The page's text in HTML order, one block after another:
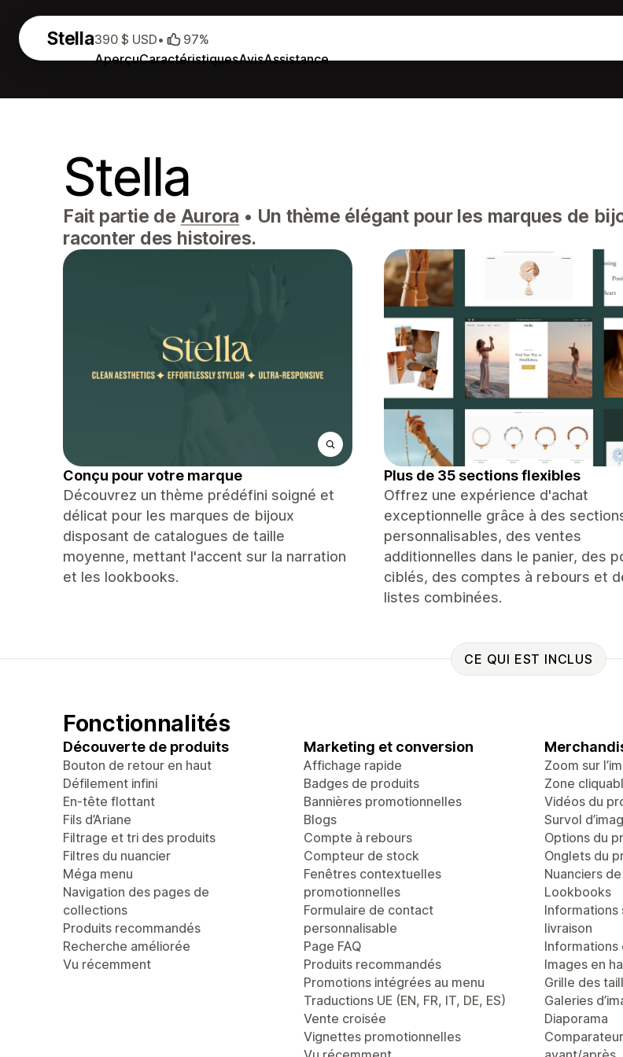
Stella
AperçuCaractéristiquesAvisAssistance
390 $ USD• 97%
Stella
Fait partie de Aurora • Un thème élégant pour les marques de
raconter des histoires.
Conçu pour votre marque
Découvrez un thème prédéfini soigné et
délicat pour les marques de bijoux
disposant de catalogues de taille
moyenne, mettant l'accent sur la narration
et les lookbooks.
Plus de 35 sections flexibles
Offrez une expérience d'achat
exceptionnelle grâce à des
personnalisables, des ventes
additionnelles dans le panier, des
ciblés, des comptes à rebours et
listes combinées.
CE QUI EST INCLUS
Fonctionnalités
Découverte de produits
Bouton de retour en haut
Défilement infini
En-tête flottant
Fils d’Ariane
Filtrage et tri des produits
Filtres du nuancier
Méga menu
Navigation des pages de
collections
Produits recommandés
Recherche améliorée
Vu récemment
Marketing et conversion
Affichage rapide
Badges de produits
Bannières promotionnelles
Blogs
Compte à rebours
Compteur de stock
Fenêtres contextuelles
promotionnelles
Formulaire de contact
personnalisable
Page FAQ
Produits recommandés
Promotions intégrées au menu
Traductions UE (EN, FR, IT, DE, ES)
Vente croisée
Vignettes promotionnelles
Zoom sur
Zone
Vidéos du
Survol
Options du
Onglets du
Nuanciers
Lookbooks
Informations
livraison
Informations
Images en
Grille des
Galeries
Diaporama